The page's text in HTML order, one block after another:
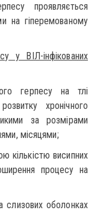
проявляється
на гіперемованому
у ВІЛ-інфікованих
герпесу на тлі
хронічного
за розмірами
місяцями;
кількістю висипних
процесу на
слизових оболонках